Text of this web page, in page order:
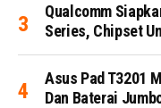
Qualcomm
Series, Chipset
Asus Pad T3201
Dan Baterai